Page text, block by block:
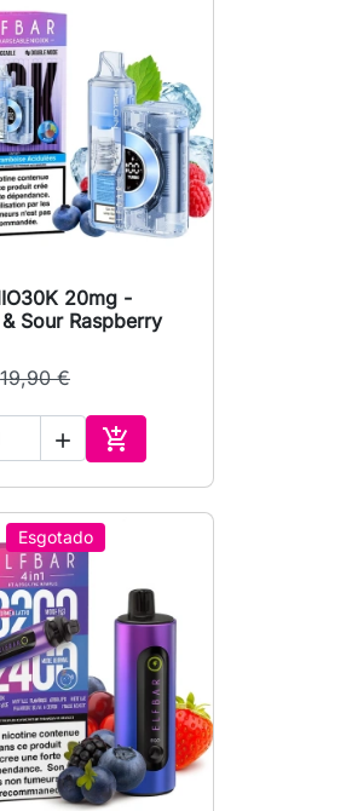
Vista rápida
20mg -
Sour Raspberry
19,90 €
 
Adicionar ao carrinho
Esgotado